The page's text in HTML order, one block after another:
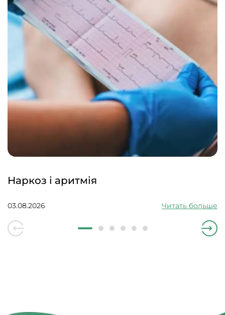
Наркоз і аритмія
03.08.2026 Читать больше